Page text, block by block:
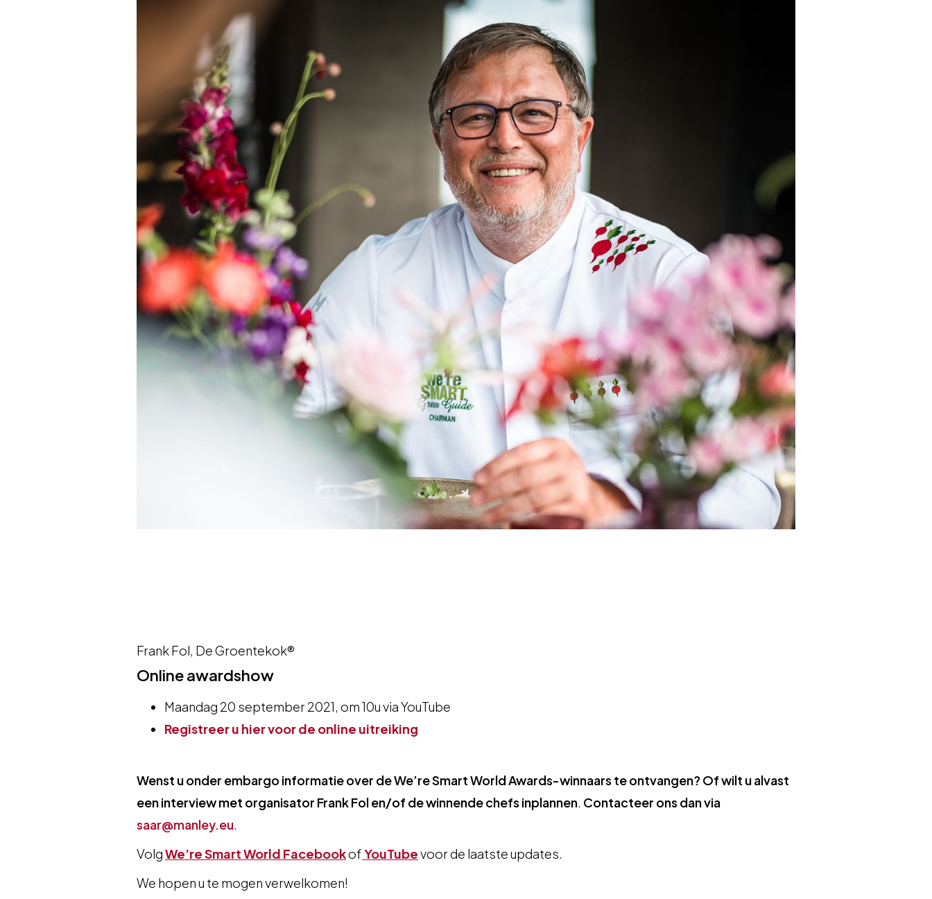
Frank Fol, De Groentekok®
Online awardshow
Maandag 20 september 2021, om 10u via YouTube
Registreer u hier voor de online uitreiking
​Wenst u onder embargo informatie over de We’re Smart World Awards-winnaars te ontvangen? Of wilt u alvast
een interview met organisator Frank Fol en/of de winnende chefs inplannen. Contacteer ons dan via
saar@manley.eu.
VolgWe’re Smart World FacebookofYouTubevoor de laatste updates.
We hopen u te mogen verwelkomen!